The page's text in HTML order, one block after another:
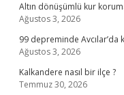
Altın dönüşümlü kur
Ağustos 3, 2026
99 depreminde Avcılar’da
Ağustos 3, 2026
Kalkandere nasıl bir ilçe ?
Temmuz 30, 2026